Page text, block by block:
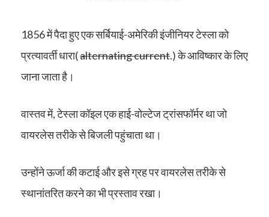
1856 में पैदा हुए एक सर्बियाई-अमेरिकी इंजीनियर टेस्ला को
प्रत्यावर्ती धारा(alternating current.) के आविष्कार के लिए
जाना जाता है।
वास्तव में, टेस्ला कॉइल एक हाई-वोल्टेज ट्रांसफॉर्मर था जो
वायरलेस तरीके से बिजली पहुंचाता था।
उन्होंने ऊर्जा की कटाई और इसे ग्रह पर वायरलेस तरीके से
स्थानांतरित करने का भी प्रस्ताव रखा।